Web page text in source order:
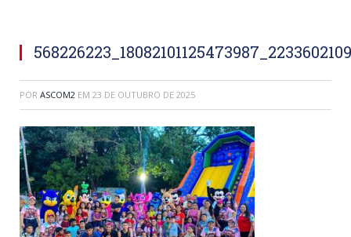
POR ASCOM2 EM 23 DE OUTUBRO DE 2025